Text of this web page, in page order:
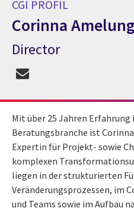
CGI PROFIL
Corinna Amelung
CGI Profil Corinna Amelung
Director
Mit über 25 Jahren Erfahrung
Beratungsbranche ist
Expertin für Projekt- sowie
komplexen
liegen in der strukturierten
Veränderungsprozessen, im
und Teams sowie im Aufbau